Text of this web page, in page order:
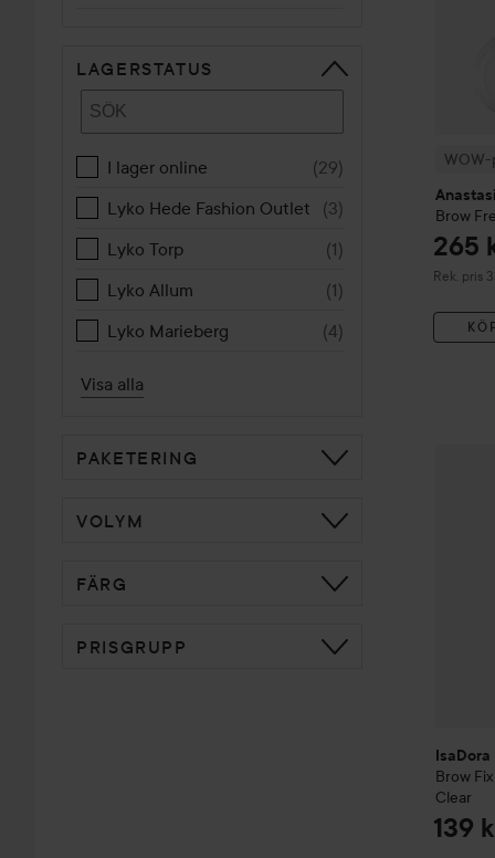
LAGERSTATUS
I lager online (29)
Lyko Hede Fashion Outlet
(3)
Lyko Torp
(1)
Lyko Allum
(1)
Lyko Marieberg
(4)
Visa alla
PAKETERING
VOLYM
FÄRG
PRISGRUPP
WOW-
Brow
265
Rek. pris
IsaDora
Brow
Clear
139